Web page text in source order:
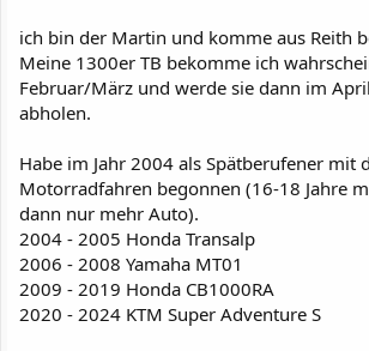
ich bin der Martin und komme aus Reith
Meine 1300er TB bekomme ich
Februar/März und werde sie dann im
abholen.
Habe im Jahr 2004 als Spätberufener mit
Motorradfahren begonnen (16-18 Jahre
dann nur mehr Auto).
2004 - 2005 Honda Transalp
2006 - 2008 Yamaha MT01
2009 - 2019 Honda CB1000RA
2020 - 2024 KTM Super Adventure S